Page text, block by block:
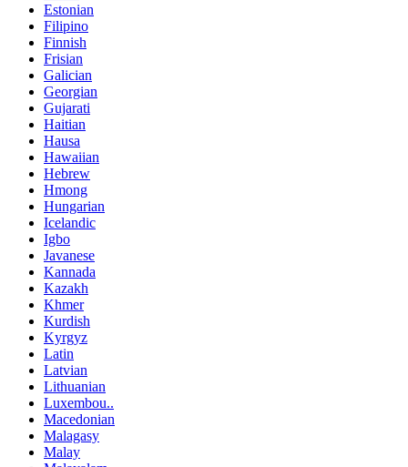
Estonian
Filipino
Finnish
Frisian
Galician
Georgian
Gujarati
Haitian
Hausa
Hawaiian
Hebrew
Hmong
Hungarian
Icelandic
Igbo
Javanese
Kannada
Kazakh
Khmer
Kurdish
Kyrgyz
Latin
Latvian
Lithuanian
Luxembou..
Macedonian
Malagasy
Malay